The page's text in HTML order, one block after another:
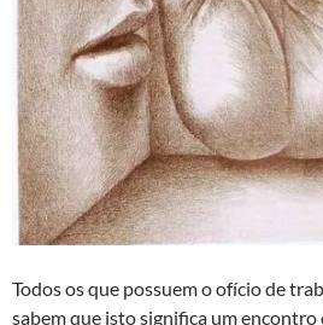
Todos os que possuem o ofício de
sabem que isto significa um encontro